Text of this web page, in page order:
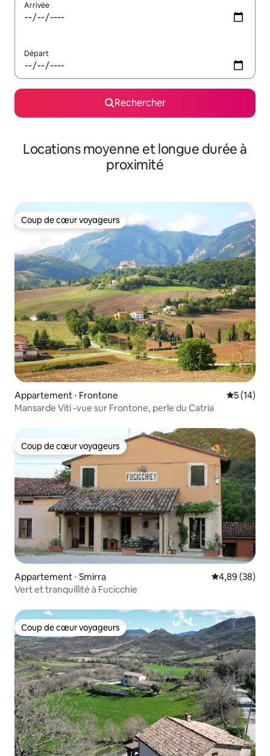
Arrivée
Départ
Rechercher
Locations moyenne et longue durée à
proximité
Coup de cœur voyageurs
Coup de cœur voyageurs
Appartement ⋅ Frontone
5 (14)
Mansarde Viti -vue sur Frontone, perle du Catria
Coup de cœur voyageurs
Coup de cœur voyageurs
Appartement ⋅ Smirra Évaluation
4,89 (38)
Vert et tranquillité à Fucicchie
Coup de cœur voyageurs
Coup de cœur voyageurs